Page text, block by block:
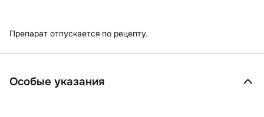
Препарат отпускается по рецепту.
Особые указания